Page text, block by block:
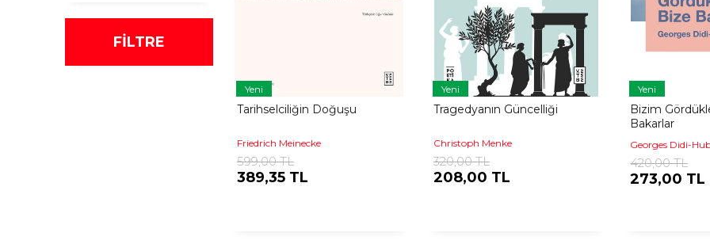
FILTRE
Yeni
Tarihselciliğin Doğuşu
Friedrich Meinecke
599,00 TL
389,35 TL
Yeni
Tragedyanın Güncelliği
Christoph Menke
320,00 TL
208,00 TL
Yeni
Bizim
Bakarlar
Georges Didi-
420,00 TL
273,00 TL